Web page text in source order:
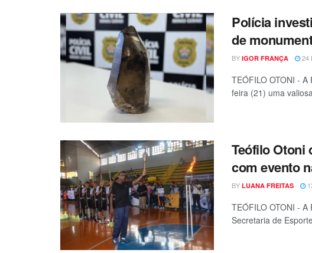
Polícia
de
BY IGOR FRANÇA 24
TEÓFILO OTONI -
feira (21) uma
Teófilo Otoni
com evento
BY LUANA FREITAS
TEÓFILO OTONI -
Secretaria de